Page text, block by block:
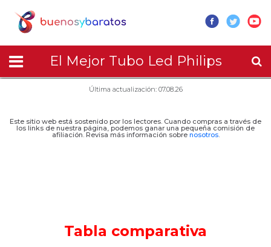
El Mejor Tubo Led Philips
Última actualización: 07.08.26
Este sitio web está sostenido por los lectores. Cuando compras a través de
los links de nuestra página, podemos ganar una pequeña comisión de
afiliación. Revisa más información sobre nosotros.
Tabla comparativa